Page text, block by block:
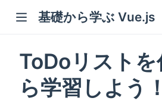
基礎から学ぶ Vue.js
ToDoリスト
ら学習しよう！